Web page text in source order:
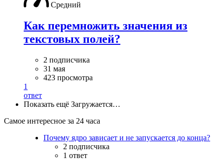
Средний
Как перемножить значения из
текстовых полей?
2 подписчика
31 мая
423 просмотра
1
ответ
Показать ещё Загружается…
Самое интересное за 24 часа
Почему ядро зависает и не запускается до конца?
2 подписчика
1 ответ